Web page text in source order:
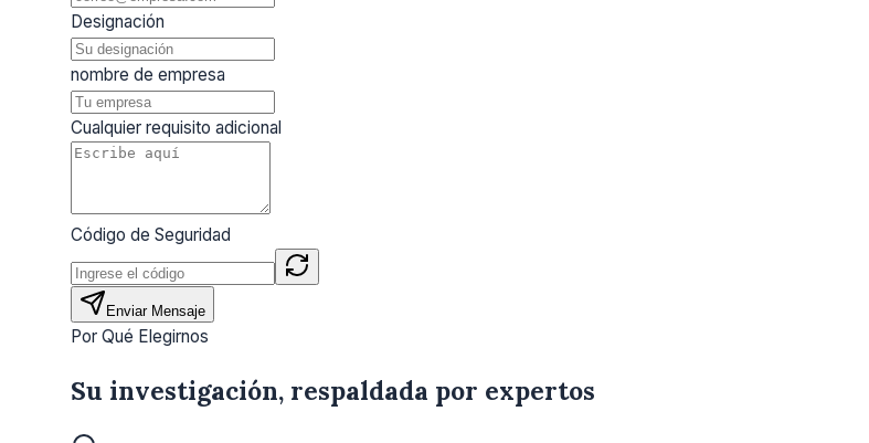
Designación
nombre de empresa
Cualquier requisito adicional
Código de Seguridad
Enviar Mensaje
Por Qué Elegirnos
Su investigación, respaldada por expertos